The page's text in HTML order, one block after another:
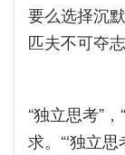
要么选择沉
匹夫不可夺
“独立思考”
求。“‘独立